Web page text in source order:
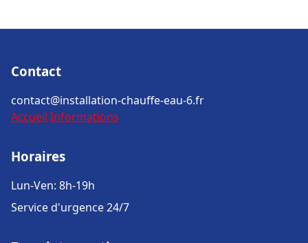
Contact
contact@installation-chauffe-eau-6.fr
Accueil Informations
Horaires
Lun-Ven: 8h-19h
Service d'urgence 24/7